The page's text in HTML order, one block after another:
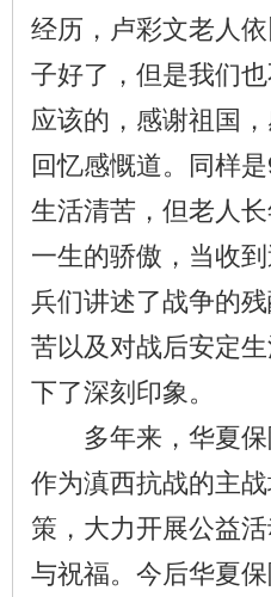
经历，卢彩文老人
子好了，但是我们
应该的，感谢祖国
回忆感慨道。同样
生活清苦，但老人
一生的骄傲，当收
兵们讲述了战争的
苦以及对战后安定
下了深刻印象。
多年来，华夏保
作为滇西抗战的主
策，大力开展公益
与祝福。今后华夏